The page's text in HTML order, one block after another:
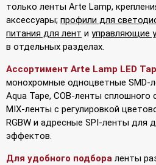
только ленты Arte Lamp,
аксессуары; профили для
питания для лент и управляющие
в отдельных разделах.
Ассортимент Arte Lamp LED
монохромные одноцветные SMD-
Aqua Tape, COB-ленты сплошного
MIX-ленты с регулировкой
RGBW и адресные SPI-ленты для
эффектов.
Для удобного подбора ленты